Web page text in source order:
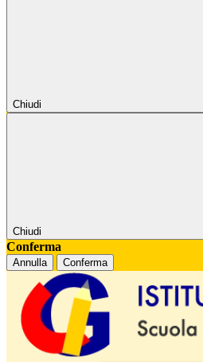
Chiudi
Chiudi
Conferma
Annulla Conferma